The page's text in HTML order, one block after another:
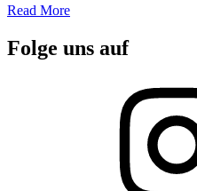
Read More
Folge uns auf